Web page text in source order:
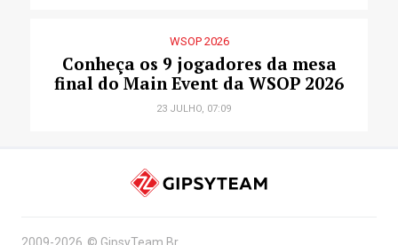
WSOP 2026
Conheça os 9 jogadores da mesa
final do Main Event da WSOP 2026
23 JULHO, 07:09